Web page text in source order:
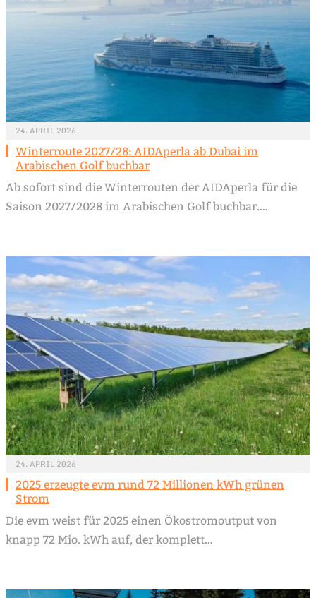
24. APRIL 2026
Winterroute 2027/28: AIDAperla ab Dubai im
Arabischen Golf buchbar
Ab sofort sind die Winterrouten der AIDAperla für die
Saison 2027/2028 im Arabischen Golf buchbar.…
24. APRIL 2026
2025 erzeugte evm rund 72 Millionen kWh grünen
Strom
Die evm weist für 2025 einen Ökostromoutput von
knapp 72 Mio. kWh auf, der komplett…